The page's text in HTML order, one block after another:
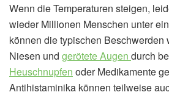
Wenn die Temperaturen steigen,
wieder Millionen Menschen unter
können die typischen Beschwerden
Niesen und gerötete Augen durch
Heuschnupfen oder Medikamente
Antihistaminika können teilweise